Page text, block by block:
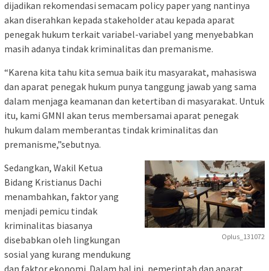
dijadikan rekomendasi semacam policy paper yang nantinya
akan diserahkan kepada stakeholder atau kepada aparat
penegak hukum terkait variabel-variabel yang menyebabkan
masih adanya tindak kriminalitas dan premanisme.
“Karena kita tahu kita semua baik itu masyarakat, mahasiswa
dan aparat penegak hukum punya tanggung jawab yang sama
dalam menjaga keamanan dan ketertiban di masyarakat. Untuk
itu, kami GMNI akan terus membersamai aparat penegak
hukum dalam memberantas tindak kriminalitas dan
premanisme,”sebutnya.
Oplus_131072
Sedangkan, Wakil Ketua
Bidang Kristianus Dachi
menambahkan, faktor yang
menjadi pemicu tindak
kriminalitas biasanya
disebabkan oleh lingkungan
sosial yang kurang mendukung